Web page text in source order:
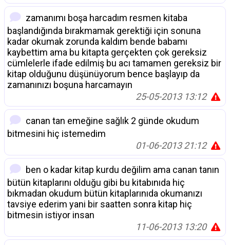
zamanımı boşa harcadım resmen kitaba
başlandığında bırakmamak gerektiği için sonuna
kadar okumak zorunda kaldım bende babamı
kaybettim ama bu kitapta gerçekten çok gereksiz
cümlelerle ifade edilmiş bu acı tamamen gereksiz bir
kitap olduğunu düşünüyorum bence başlayıp da
zamanınızı boşuna harcamayın
25-05-2013 13:12
canan tan emeğine sağlık 2 günde okudum
bitmesini hiç istemedim
01-06-2013 21:12
ben o kadar kitap kurdu değilim ama canan tanın
bütün kitaplarını olduğu gibi bu kitabınıda hiç
bıkmadan okudum bütün kitaplarınıda okumanızı
tavsiye ederim yani bir saatten sonra kitap hiç
bitmesin istiyor insan
11-06-2013 13:20